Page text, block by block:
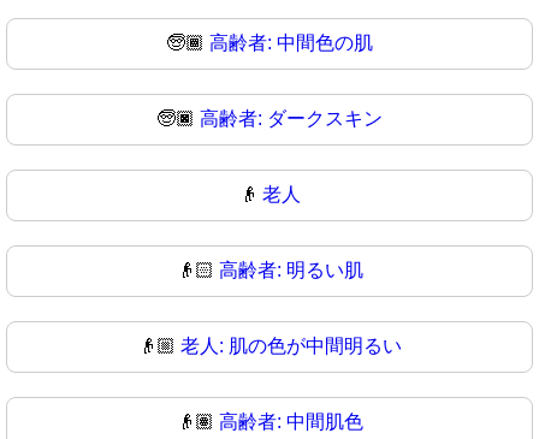
🧓🏾 高齢者: 中間色の肌
🧓🏿 高齢者: ダークスキン
👴 老人
👴🏻 高齢者: 明るい肌
👴🏼 老人: 肌の色が中間明るい
👴🏽 高齢者: 中間肌色